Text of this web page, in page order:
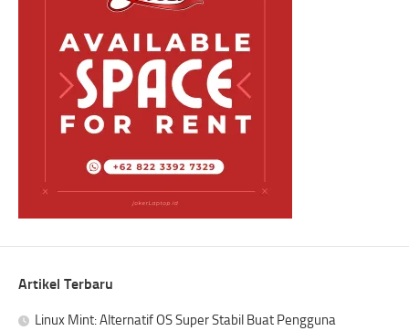
Artikel Terbaru
Linux Mint: Alternatif OS Super Stabil Buat Pengguna